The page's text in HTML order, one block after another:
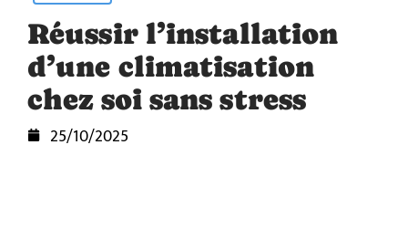
Réussir l’installation
d’une climatisation
chez soi sans stress
25/10/2025